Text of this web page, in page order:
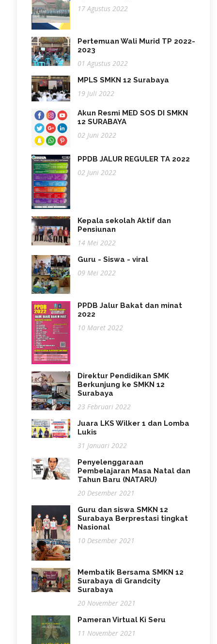
17 Agustus 2022
Pertemuan Wali Murid TP 2022-
2023
01 Agustus 2022
MPLS SMKN 12 Surabaya
19 Juli 2022
Akun Resmi MED SOS DI SMKN
12 SURABAYA
02 Juni 2022
PPDB JALUR REGULER TA 2022
02 Juni 2022
Kepala sekolah Aktif dan
Pensiunan
14 Mei 2022
Guru - Siswa - viral
09 Mei 2022
PPDB Jalur Bakat dan minat
2022
10 Maret 2022
Direktur Pendidikan SMK
Berkunjung ke SMKN 12
Surabaya
23 Februari 2022
Juara LKS Wilker 1 dan Lomba
Lukis
31 Januari 2022
Penyelenggaraan
Pembelajaran Masa Natal dan
Tahun Baru (NATARU)
20 Desember 2021
Guru dan siswa SMKN 12
Surabaya Berprestasi tingkat
Nasional
10 Desember 2021
Membatik Bersama SMKN 12
Surabaya di Grandcity
Surabaya
20 November 2021
Pameran Virtual Ki Seru
11 November 2021